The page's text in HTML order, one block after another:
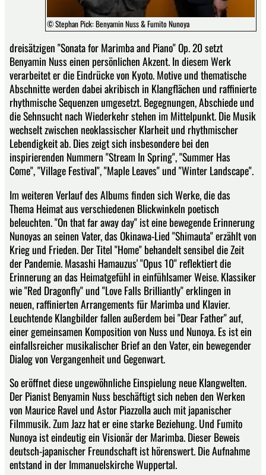
© Stephan Pick: Benyamin Nuss & Fumito Nunoya
dreisätzigen "Sonata for Marimba and Piano" Op. 20 setzt
Benyamin Nuss einen persönlichen Akzent. In diesem Werk
verarbeitet er die Eindrücke von Kyoto. Motive und thematische
Abschnitte werden dabei akribisch in Klangflächen und raffinierte
rhythmische Sequenzen umgesetzt. Begegnungen, Abschiede und
die Sehnsucht nach Wiederkehr stehen im Mittelpunkt. Die Musik
wechselt zwischen neoklassischer Klarheit und rhythmischer
Lebendigkeit ab. Dies zeigt sich insbesondere bei den
inspirierenden Nummern "Stream In Spring", "Summer Has
Come", "Village Festival", "Maple Leaves" und "Winter Landscape".
Im weiteren Verlauf des Albums finden sich Werke, die das
Thema Heimat aus verschiedenen Blickwinkeln poetisch
beleuchten. "On that far away day" ist eine bewegende Erinnerung
Nunoyas an seinen Vater, das Okinawa-Lied "Shimauta" erzählt von
Krieg und Frieden. Der Titel "Home" behandelt sensibel die Zeit
der Pandemie. Masashi Hamauzus' "Opus 10" reflektiert die
Erinnerung an das Heimatgefühl in einfühlsamer Weise. Klassiker
wie "Red Dragonfly" und "Love Falls Brilliantly" erklingen in
neuen, raffinierten Arrangements für Marimba und Klavier.
Leuchtende Klangbilder fallen außerdem bei "Dear Father" auf,
einer gemeinsamen Komposition von Nuss und Nunoya. Es ist ein
einfallsreicher musikalischer Brief an den Vater, ein bewegender
Dialog von Vergangenheit und Gegenwart.
So eröffnet diese ungewöhnliche Einspielung neue Klangwelten.
Der Pianist Benyamin Nuss beschäftigt sich neben den Werken
von Maurice Ravel und Astor Piazzolla auch mit japanischer
Filmmusik. Zum Jazz hat er eine starke Beziehung. Und Fumito
Nunoya ist eindeutig ein Visionär der Marimba. Dieser Beweis
deutsch-japanischer Freundschaft ist hörenswert. Die Aufnahme
entstand in der Immanuelskirche Wuppertal.